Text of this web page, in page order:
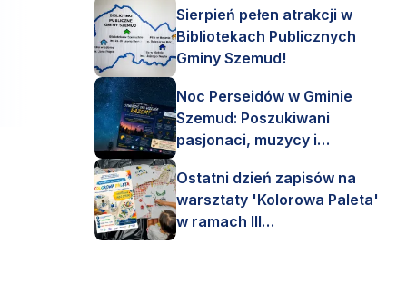
Sierpień pełen atrakcji w
Bibliotekach Publicznych
Gminy Szemud!
Noc Perseidów w Gminie
Szemud: Poszukiwani
pasjonaci, muzycy i
Ostatni dzień zapisów na
warsztaty 'Kolorowa Paleta'
w ramach III